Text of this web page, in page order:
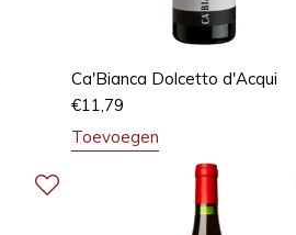
Ca'Bianca Dolcetto d'Acqui
€11,79
Toevoegen